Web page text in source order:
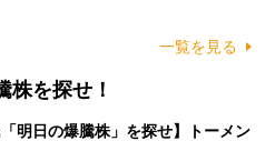
一覧を見る
株を探せ！
「明日の爆騰株」を探せ】トーメン